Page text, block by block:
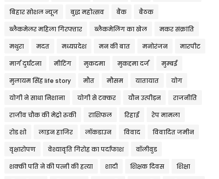
बिहार सोशल न्यूज बुद्ध महोत्सव बैंक बैठक
ब्लैकमेलर महिला गिरफ्तार ब्लैकमेलिंग का खेल मकर संक्रांति
मथुरा मदत मध्यप्रदेश मन की बात मनोरंजन मारपीट
मार्ग दुर्घटना मीटिंग मुकदमा मुकद्दमा दर्ज मुम्बई
मुलायम सिंह life story मौत मौसम यातायात योग
योगी ने साधा निशाना योगी से टक्कर यौन उत्पीड़न राजनीति
राजीव चौक की मेट्रो रुकी राशिफल रिहाई रेप मामला
रोड शो लाइन हाजिर लॉकडाउन विवाद विवादित जमीन
वृक्षारोपण वेश्यावृति गिरोह का पर्दाफाश वॉलीवुड
शक्की पति ने की पत्नी की हत्या शादी शिक्षक दिवस शिक्षा